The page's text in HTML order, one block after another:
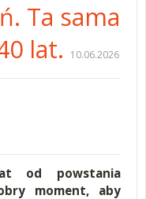
Ta sama
lat.
10.06.2026
od powstania
moment, aby